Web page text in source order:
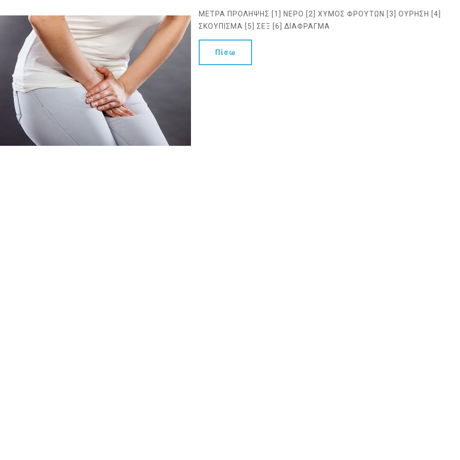
ΜΕΤΡΑ ΠΡΟΛΗΨΗΣ [1] ΝΕΡΟ [2] ΧΥΜΟΣ ΦΡΟΥΤΩΝ [3] ΟΥΡΗΣΗ [4]
ΣΚΟΥΠΙΣΜΑ [5] ΣΕΞ [6] ΔΙΑΦΡΑΓΜΑ
Πίσω